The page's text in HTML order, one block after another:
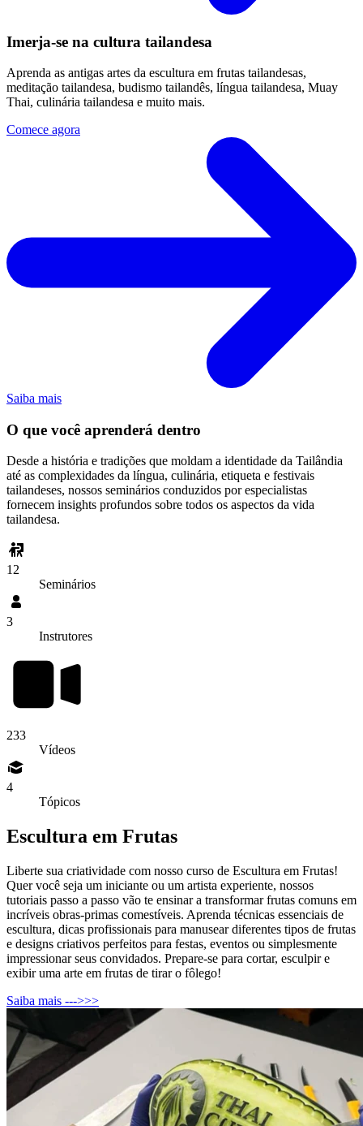
Imerja-se na cultura tailandesa
Aprenda as antigas artes da escultura em frutas tailandesas,
meditação tailandesa, budismo tailandês, língua tailandesa, Muay
Thai, culinária tailandesa e muito mais.
Comece agora
Saiba mais
O que você aprenderá dentro
Desde a história e tradições que moldam a identidade da Tailândia
até as complexidades da língua, culinária, etiqueta e festivais
tailandeses, nossos seminários conduzidos por especialistas
fornecem insights profundos sobre todos os aspectos da vida
tailandesa.
12
Seminários
3
Instrutores
233
Vídeos
4
Tópicos
Escultura em Frutas
Liberte sua criatividade com nosso curso de Escultura em Frutas!
Quer você seja um iniciante ou um artista experiente, nossos
tutoriais passo a passo vão te ensinar a transformar frutas comuns em
incríveis obras-primas comestíveis. Aprenda técnicas essenciais de
escultura, dicas profissionais para manusear diferentes tipos de frutas
e designs criativos perfeitos para festas, eventos ou simplesmente
impressionar seus convidados. Prepare-se para cortar, esculpir e
exibir uma arte em frutas de tirar o fôlego!
Saiba mais --->>>